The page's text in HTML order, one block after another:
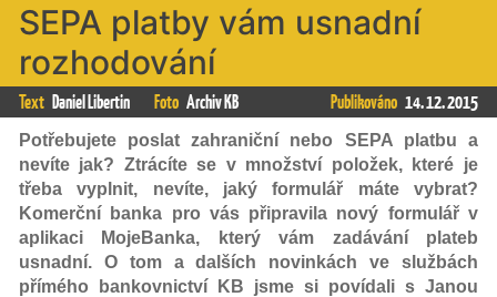
SEPA platby vám usnadní
rozhodování
Text Daniel Libertin Foto Archiv KB Publikováno 14. 12. 2015
Potřebujete poslat zahraniční nebo SEPA platbu a
nevíte jak? Ztrácíte se v množství položek, které je
třeba vyplnit, nevíte, jaký formulář máte vybrat?
Komerční banka pro vás připravila nový formulář v
aplikaci MojeBanka, který vám zadávání plateb
usnadní. O tom a dalších novinkách ve službách
přímého bankovnictví KB jsme si povídali s Janou